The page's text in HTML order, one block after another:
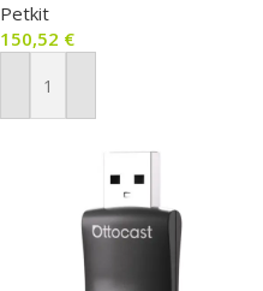
Petkit
150,52 €
Pievienot Grozam